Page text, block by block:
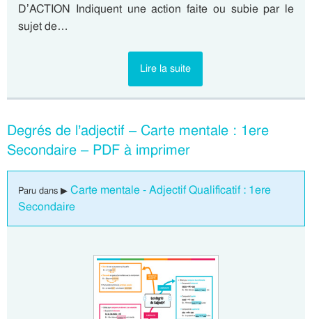
D’ACTION Indiquent une action faite ou subie par le
sujet de…
Lire la suite
Degrés de l’adjectif – Carte mentale : 1ere
Secondaire – PDF à imprimer
Paru dans ▶ Carte mentale - Adjectif Qualificatif : 1ere
Secondaire